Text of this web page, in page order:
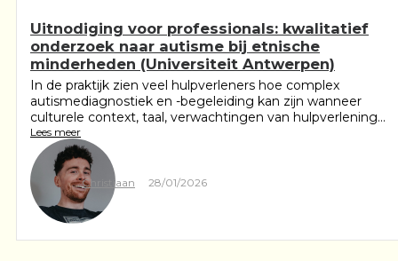
Uitnodiging voor professionals: kwalitatief
onderzoek naar autisme bij etnische
minderheden (Universiteit Antwerpen)
In de praktijk zien veel hulpverleners hoe complex
autismediagnostiek en -begeleiding kan zijn wanneer
culturele context, taal, verwachtingen van hulpverlening...
Lees meer
Christiaan 28/01/2026